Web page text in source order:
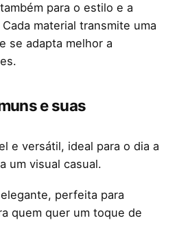
para o estilo e a
material transmite uma
se adapta melhor a
e suas
e versátil, ideal para o dia a
um visual casual.
perfeita para
quem quer um toque de